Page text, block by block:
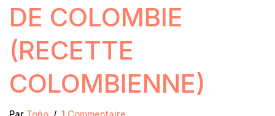
DE COLOMBIE
(RECETTE
COLOMBIENNE)
Par Toño 1 Commentaire